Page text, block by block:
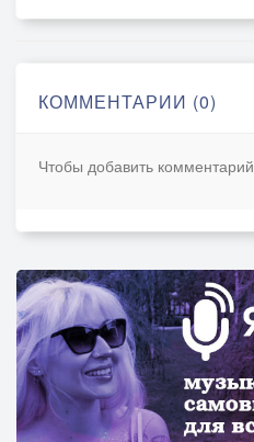
КОММЕНТАРИИ (0)
Чтобы добавить комментарий